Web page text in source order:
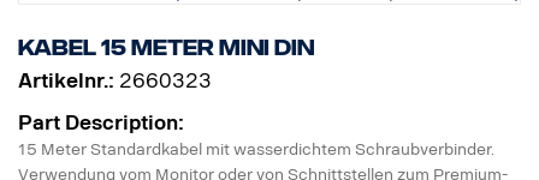
Kabel 15 Meter MINI DIN
Artikelnr.: 2660323
Part Description:
15 Meter Standardkabel mit wasserdichtem Schraubverbinder.
Verwendung vom Monitor oder von Schnittstellen zum Premium-